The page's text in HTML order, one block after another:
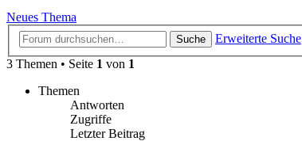
Neues Thema
Suche
Erweiterte Suche
3 Themen • Seite 1 von 1
Themen
Antworten
Zugriffe
Letzter Beitrag